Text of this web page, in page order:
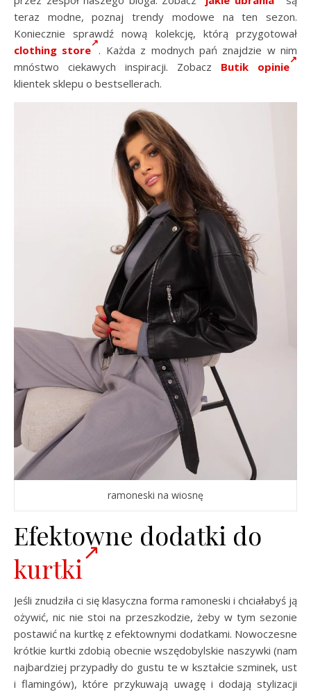
teraz modne, poznaj trendy modowe na ten sezon.
Koniecznie sprawdź nową kolekcję, którą przygotował
clothing store . Każda z modnych pań znajdzie w nim
mnóstwo ciekawych inspiracji. Zobacz Butik opinie
klientek sklepu o bestsellerach.
ramoneski na wiosnę
Efektowne dodatki do
kurtki
Jeśli znudziła ci się klasyczna forma ramoneski i chciałabyś ją
ożywić, nic nie stoi na przeszkodzie, żeby w tym sezonie
postawić na kurtkę z efektownymi dodatkami. Nowoczesne
krótkie kurtki zdobią obecnie wszędobylskie naszywki (nam
najbardziej przypadły do gustu te w kształcie szminek, ust
i flamingów), które przykuwają uwagę i dodają stylizacji